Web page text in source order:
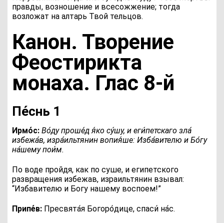
правды, возношение и всесожжение; тогда
возложат на алтарь Твой тельцов.
Канон. Творение
Феостирикта
монаха. Глас 8‑й
Пе́снь 1
Ирмо́с: Во́ду проше́д я́ко су́шу, и еги́петскаго зла́
избежа́в, изра́ильтянин вопия́ше: Изба́вителю и Бо́гу
на́шему пои́м.
По воде пройдя, как по суше, и египетского
развращения избежав, израильтянин взывал:
“Избавителю и Богу нашему воспоем!”
Припе́в: Пресвята́я Богоро́дице, спаси́ на́с.